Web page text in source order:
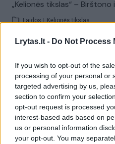
Lrytas.lt - Do Not Process
If you wish to opt-out of the
processing of your personal or
targeted advertising by us,
section to confirm your
opt-out request is processed
interest-based ads based on
us or personal information
your opt-out. You may
„Kelionės tikslas“ –
Laidos | Kelionės tikslas
priimti sprendimus krizės
Laidos Išlikti rytojui
Visi